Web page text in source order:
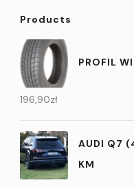
Products
PROFIL
196,90zł
AUDI Q7
KM